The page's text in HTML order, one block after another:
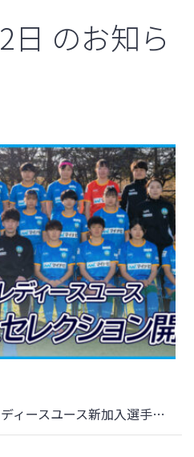
2日 のお知ら
2023年度 マイナビ仙台レディースユース新加入選手セレクションについて